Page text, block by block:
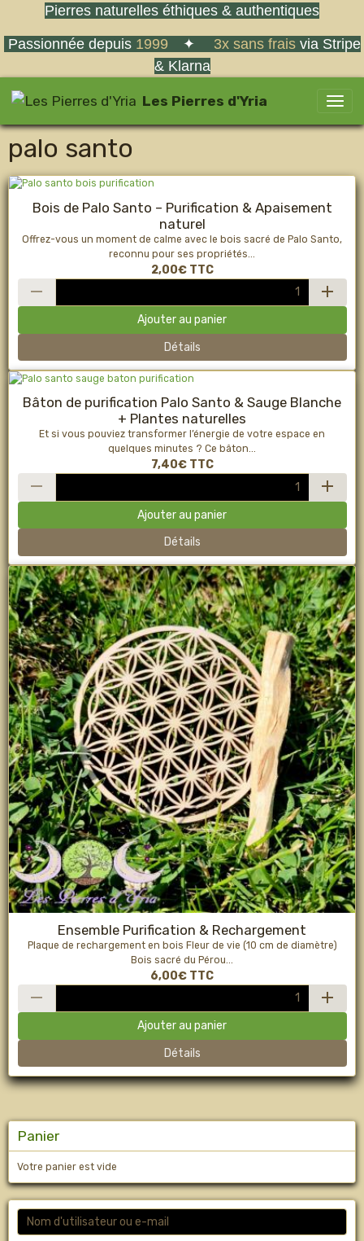
Pierres naturelles éthiques & authentiques
Passionnée depuis 1999 ✦ 3x sans fraisvia Stripe
& Klarna
Les Pierres d'Yria
palo santo
Bois de Palo Santo – Purification & Apaisement
naturel
Offrez-vous un moment de calme avec le bois sacré de Palo Santo,
reconnu pour ses propriétés...
2,00€ TTC
Ajouter au panier
Détails
Bâton de purification Palo Santo & Sauge Blanche
+ Plantes naturelles
Et si vous pouviez transformer l’énergie de votre espace en
quelques minutes ? Ce bâton...
7,40€ TTC
Ajouter au panier
Détails
Ensemble Purification & Rechargement
Plaque de rechargement en bois Fleur de vie (10 cm de diamètre)
Bois sacré du Pérou...
6,00€ TTC
Ajouter au panier
Détails
Panier
Votre panier est vide